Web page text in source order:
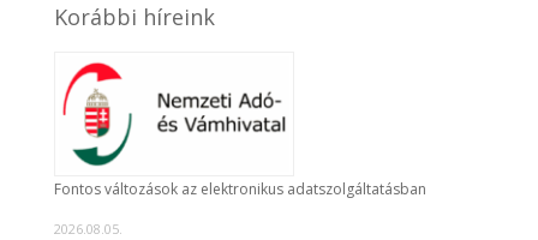
Korábbi híreink
Fontos változások az elektronikus adatszolgáltatásban
2026.08.05.